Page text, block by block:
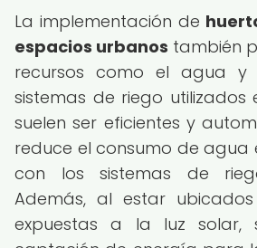
La implementación de
espacios urbanos también
recursos como el agua y
sistemas de riego utilizados
suelen ser eficientes y
reduce el consumo de agua
con los sistemas de
Además, al estar
expuestas a la luz solar,